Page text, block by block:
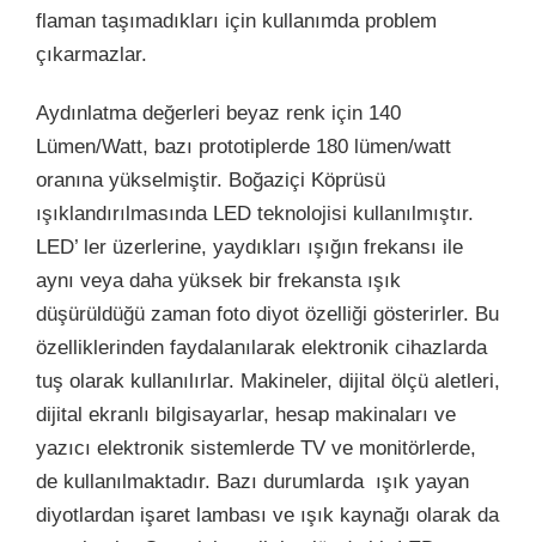
flaman taşımadıkları için kullanımda problem
çıkarmazlar.
Aydınlatma değerleri beyaz renk için 140
Lümen/Watt, bazı prototiplerde 180 lümen/watt
oranına yükselmiştir. Boğaziçi Köprüsü
ışıklandırılmasında LED teknolojisi kullanılmıştır.
LED’ ler üzerlerine, yaydıkları ışığın frekansı ile
aynı veya daha yüksek bir frekansta ışık
düşürüldüğü zaman foto diyot özelliği gösterirler. Bu
özelliklerinden faydalanılarak elektronik cihazlarda
tuş olarak kullanılırlar. Makineler, dijital ölçü aletleri,
dijital ekranlı bilgisayarlar, hesap makinaları ve
yazıcı elektronik sistemlerde TV ve monitörlerde,
de kullanılmaktadır. Bazı durumlarda ışık yayan
diyotlardan işaret lambası ve ışık kaynağı olarak da